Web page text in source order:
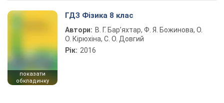
показати
обкладинку
ГДЗ Фізика 8 клас
Автори: В. Г. Бар’яхтар, Ф. Я. Божинова, О.
О. Кірюхіна, С. О. Довгий
Рік: 2016